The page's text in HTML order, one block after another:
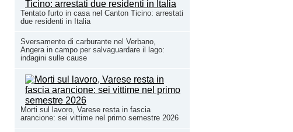
Tentato furto in casa nel Canton Ticino: arrestati
due residenti in Italia
Sversamento di carburante nel Verbano,
Angera in campo per salvaguardare il lago:
indagini sulle cause
Morti sul lavoro, Varese resta in fascia
arancione: sei vittime nel primo semestre 2026